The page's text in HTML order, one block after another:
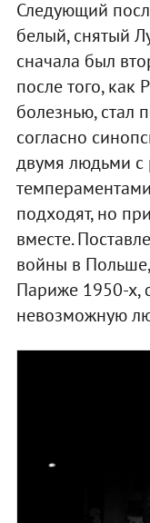
Следующий
белый, снятый
сначала был
после того, как
болезнью, стал
согласно
двумя людьми с
подходят, но
вместе.
войны в
Париже 1950-х,
невозможную